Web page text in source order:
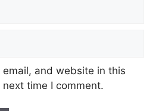
email, and website in this
time I comment.